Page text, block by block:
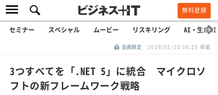
無料登録
セミナー スペシャル ムービー リスキリング AI・生成AI
会員限定 2019/05/10 06:25 掲載
3つすべてを「.NET 5」に統合 マイクロソ
フトの新フレームワーク戦略